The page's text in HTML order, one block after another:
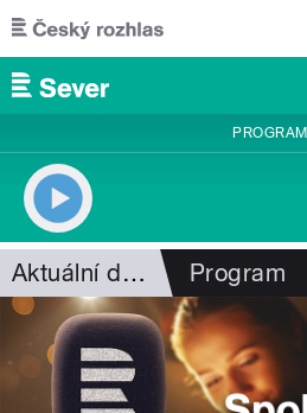
Přejít k hlavnímu obsahu
PROGRAM
Aktuální dění Program